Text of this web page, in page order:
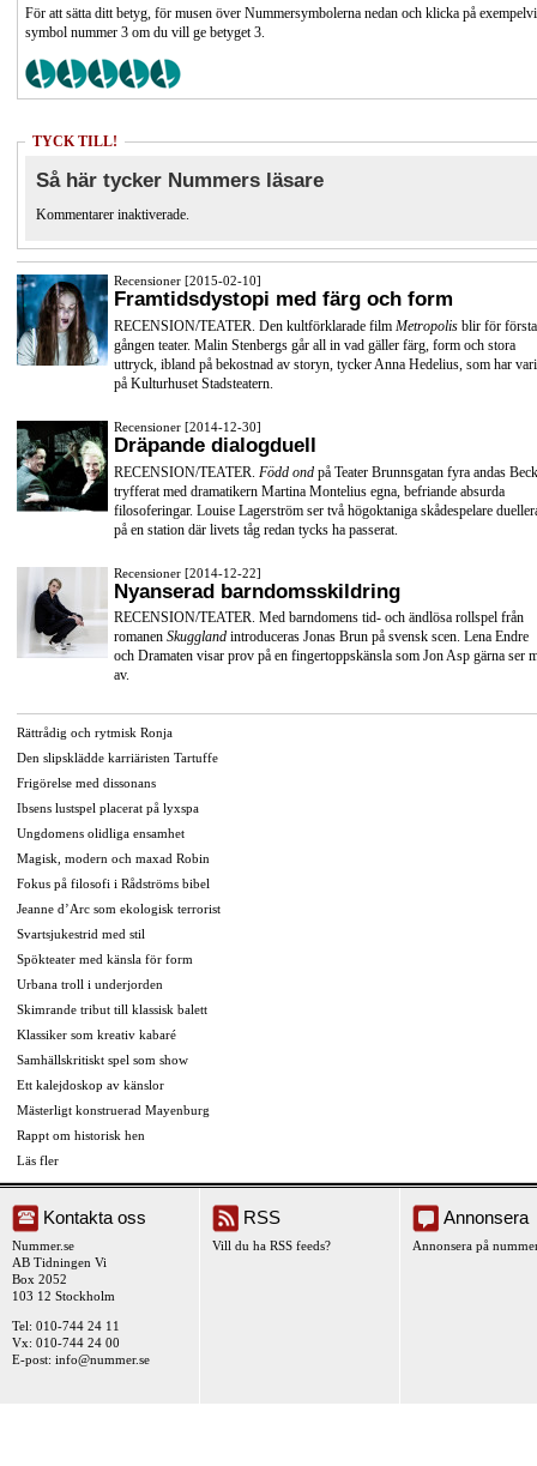
För att sätta ditt betyg, för musen över Nummersymbolerna nedan och klicka på
symbol nummer 3 om du vill ge betyget 3.
TYCK TILL!
Så här tycker Nummers läsare
Kommentarer inaktiverade.
Recensioner [2015-02-10]
Framtidsdystopi med färg och form
RECENSION/TEATER. Den kultförklarade film Metropolis blir för första
gången teater. Malin Stenbergs går all in vad gäller färg, form och stora
uttryck, ibland på bekostnad av storyn, tycker Anna Hedelius, som har
på Kulturhuset Stadsteatern.
Recensioner [2014-12-30]
Dräpande dialogduell
RECENSION/TEATER. Född ond på Teater Brunnsgatan fyra andas
tryfferat med dramatikern Martina Montelius egna, befriande absurda
filosoferingar. Louise Lagerström ser två högoktaniga skådespelare
på en station där livets tåg redan tycks ha passerat.
Recensioner [2014-12-22]
Nyanserad barndomsskildring
RECENSION/TEATER. Med barndomens tid- och ändlösa rollspel från
romanen Skuggland introduceras Jonas Brun på svensk scen. Lena Endre
och Dramaten visar prov på en fingertoppskänsla som Jon Asp gärna ser
av.
Rättrådig och rytmisk Ronja
Den slipsklädde karriäristen Tartuffe
Frigörelse med dissonans
Ibsens lustspel placerat på lyxspa
Ungdomens olidliga ensamhet
Magisk, modern och maxad Robin
Fokus på filosofi i Rådströms bibel
Jeanne d’Arc som ekologisk terrorist
Svartsjukestrid med stil
Spökteater med känsla för form
Urbana troll i underjorden
Skimrande tribut till klassisk balett
Klassiker som kreativ kabaré
Samhällskritiskt spel som show
Ett kalejdoskop av känslor
Mästerligt konstruerad Mayenburg
Rappt om historisk hen
Läs fler
Kontakta oss
Nummer.se
AB Tidningen Vi
Box 2052
103 12 Stockholm
Tel: 010-744 24 11
Vx: 010-744 24 00
E-post: info@nummer.se
RSS
Vill du ha RSS feeds?
Annonsera
Annonsera på